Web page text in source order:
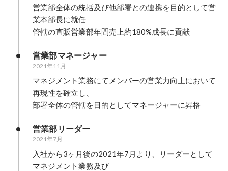
営業部全体の統括及び他部署との連携を目的として営
業本部長に就任
管轄の直販営業部年間売上約180%成長に貢献
営業部マネージャー
2021年11月
マネジメント業務にてメンバーの営業力向上において
再現性を確立し、
部署全体の管轄を目的としてマネージャーに昇格
営業部リーダー
2021年7月
入社から3ヶ月後の2021年7月より、リーダーとして
マネジメント業務及び